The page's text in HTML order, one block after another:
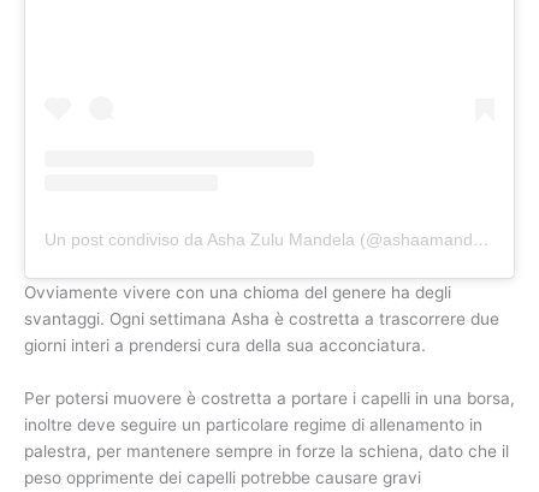
Un post condiviso da Asha Zulu Mandela (@ashaamandela)
Ovviamente vivere con una chioma del genere ha degli
svantaggi. Ogni settimana Asha è costretta a trascorrere due
giorni interi a prendersi cura della sua acconciatura.
Per potersi muovere è costretta a portare i capelli in una borsa,
inoltre deve seguire un particolare regime di allenamento in
palestra, per mantenere sempre in forze la schiena, dato che il
peso opprimente dei capelli potrebbe causare gravi